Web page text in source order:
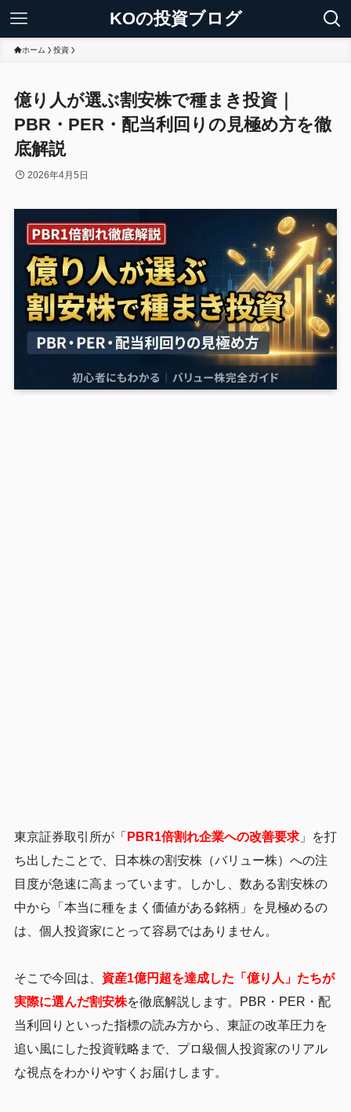
KOの投資ブログ
ホーム 投資
億り人が選ぶ割安株で種まき投資｜
PBR・PER・配当利回りの見極め方を徹
底解説
2026年4月5日
東京証券取引所が「 PBR1倍割れ企業への改善要求」を打
ち出したことで、日本株の割安株（バリュー株）への注
目度が急速に高まっています。しかし、数ある割安株の
中から「本当に種をまく価値がある銘柄」を見極めるの
は、個人投資家にとって容易ではありません。
そこで今回は、 資産1億円超を達成した「億り人」たちが
実際に選んだ割安株を徹底解説します。PBR・PER・配
当利回りといった指標の読み方から、東証の改革圧力を
追い風にした投資戦略まで、プロ級個人投資家のリアル
な視点をわかりやすくお届けします。